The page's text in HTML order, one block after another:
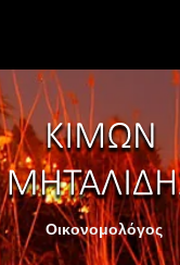
Οικονομολόγος